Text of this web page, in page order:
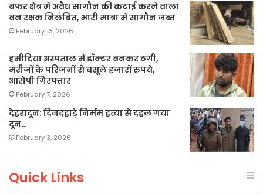
बफर क्षेत्र में अवैध सागौन की कटाई करने वाला
वन रक्षक निलंबित, भारी मात्रा में सागौन जब्त
February 13, 2026
हमीदिया अस्पताल में डॉक्टर बनकर ठगी,
मरीजों के परिजनों से वसूले हजारों रुपये,
आरोपी गिरफ्तार
February 7, 2026
देहरादून: दिनदहाड़े निर्मम हत्या से दहल गया
दून…
February 3, 2026
Quick Links